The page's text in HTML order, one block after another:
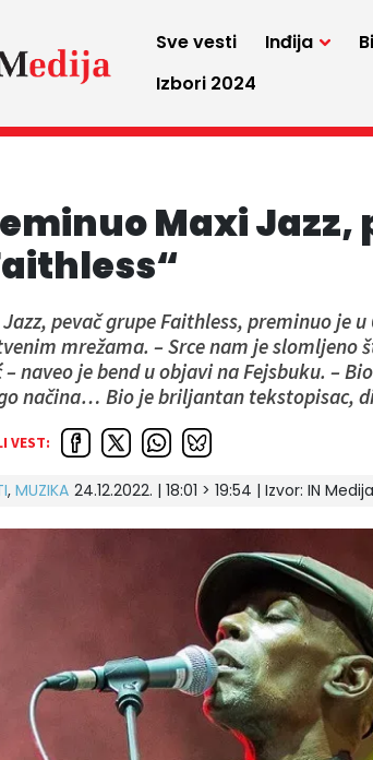
Sve vesti Inđija
Izbori 2024
Maxi Jazz,
pevač grupe Faithless, preminuo je
mrežama. – Srce nam je slomljeno
– naveo je bend u objavi na Fejsbuku. –
načina… Bio je briljantan tekstopisac,
VEST:
, MUZIKA 24.12.2022. | 18:01 > 19:54 | Izvor: IN Medija